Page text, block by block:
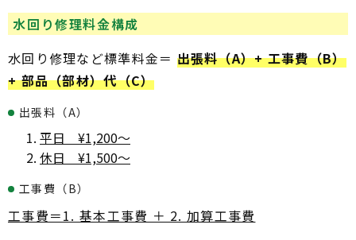
水回り修理料金構成
水回り修理など標準料金＝ 出張料（A）+ 工事費（B）
+ 部品（部材）代（C）
出張料（A）
平日 ¥1,200～
休日 ¥1,500～
工事費（B）
工事費＝1. 基本工事費 ＋ 2. 加算工事費